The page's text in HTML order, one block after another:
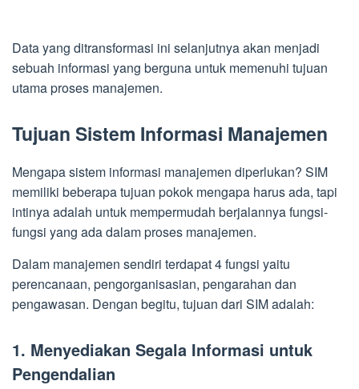
Data yang ditransformasi ini selanjutnya akan menjadi
sebuah informasi yang berguna untuk memenuhi tujuan
utama proses manajemen.
Tujuan Sistem Informasi Manajemen
Mengapa sistem informasi manajemen diperlukan? SIM
memiliki beberapa tujuan pokok mengapa harus ada, tapi
intinya adalah untuk mempermudah berjalannya fungsi-
fungsi yang ada dalam proses manajemen.
Dalam manajemen sendiri terdapat 4 fungsi yaitu
perencanaan, pengorganisasian, pengarahan dan
pengawasan. Dengan begitu, tujuan dari SIM adalah:
1. Menyediakan Segala Informasi untuk
Pengendalian